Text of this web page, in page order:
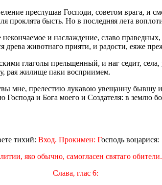
преслушав Господи, советом врага,
проклята бысть. Но в последняя лета
некончаемое и наслаждение, славо
животнаго прияти, и радости, еяже
глаголы прельщенный, и наг седит,
рая жилище паки восприимем.
мне, прелестию лукавою увещанну бывшу
Господа и Бога моего и Создателя: в
тихий: Вход. Прокимен: Господь воцарися:
яко обычно, самогласен святаго обители.
Слава, глас 6: